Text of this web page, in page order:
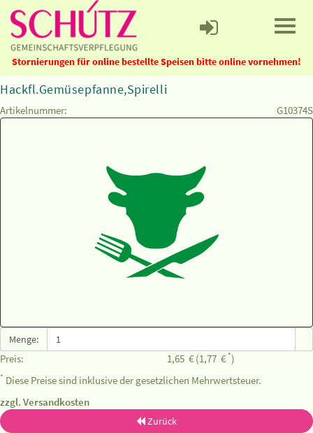
Stornierungen für online bestellte Speisen bitte online vornehmen!
Hackfl.Gemüsepfanne,Spirelli
Artikelnummer: G10374S
Menge:
Preis: 1,65 € (1,77 € *)
* Diese Preise sind inklusive der gesetzlichen Mehrwertsteuer.
zzgl. Versandkosten
Zurück